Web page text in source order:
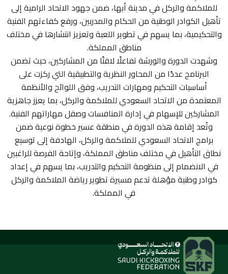
الانشطة والبطولات
المركز الاعلامى
اتصل بنا
ENGLISH
للملاكمة والركل في مدينة أبها، ضمن جهود الاتحاد الرامية إلى
تأهيل الكوادر الوطنية من الحكام والمدربين، ورفع كفاءتهم الفنية
والتحكيمية، بما يسهم في تطوير اللعبة وتعزيز انتشارها في مختلف
مناطق المملكة.
وشهدت الدورة والورشة تفاعلًا لافتًا من المشاركين، حيث تضمن
البرنامج عددًا من المحاور النظرية والتطبيقية التي ركزت على
أساسيات التحكيم ومهارات التدريب، وفق اللوائح والأنظمة
المعتمدة من الاتحاد السعودي للملاكمة والركل، بما يعزز جاهزية
المشاركين للإسهام في إدارة المنافسات وصقل مهاراتهم الفنية.
وتُعد إقامة هذه الدورة في منطقة عسير خطوة نوعية ضمن
برامج الاتحاد السعودي للملاكمة والركل، الهادفة إلى توسيع
نطاق التأهيل في مختلف مناطق المملكة، وإتاحة الفرصة للراغبين
في الانضمام إلى منظومة التحكيم والتدريب، بما يسهم في إعداد
كوادر وطنية مؤهلة تدعم مسيرة تطوير رياضة الملاكمة والركل
في المملكة.